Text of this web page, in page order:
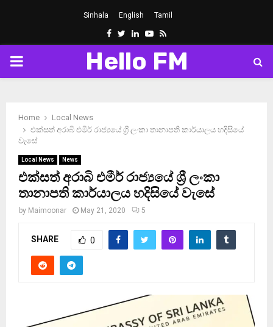
Sinhala English Tamil
Facebook
Twitter
LinkedinYoutube
Rss
PRIMARY
Hello FM
Home
Local News
එක්සත් අරාබි එමීර් රාජ්‍යයේ ශ්‍රී ලංකා තානාපති කාර්යාලය හදිසියේ
වැසේ
Local News News
එක්සත් අරාබි එමීර් රාජ්‍යයේ ශ්‍රී ලංකා
තානාපති කාර්යාලය හදිසියේ වැසේ
by Maimoonar May 21, 2020 5
SHARE 0